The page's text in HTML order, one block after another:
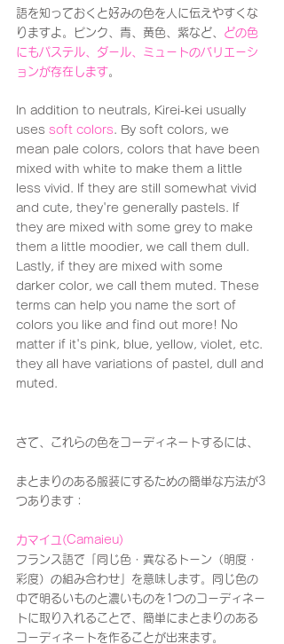
語を知っておくと好みの色を人に伝えやすくな
りますよ。ピンク、青、黄色、紫など、 どの色
にもパステル、ダール、ミュートのバリエーシ
ョンが存在します。
In addition to neutrals, Kirei-kei usually
uses soft colors. By soft colors, we
mean pale colors, colors that have been
mixed with white to make them a little
less vivid. If they are still somewhat vivid
and cute, they're generally pastels. If
they are mixed with some grey to make
them a little moodier, we call them dull.
Lastly, if they are mixed with some
darker color, we call them muted. These
terms can help you name the sort of
colors you like and find out more! No
matter if it's pink, blue, yellow, violet, etc.
they all have variations of pastel, dull and
muted.
さて、これらの色をコーディネートするには、
まとまりのある服装にするための簡単な方法が3
つあります：
カマイユ(Camaieu)
フランス語で「同じ色・異なるトーン（明度・
彩度）の組み合わせ」を意味します。同じ色の
中で明るいものと濃いものを1つのコーディネー
トに取り入れることで、簡単にまとまりのある
コーディネートを作ることが出来ます。